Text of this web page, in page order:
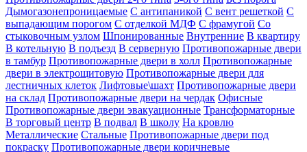
Дымогазонепроницаемые С антипаникой С вент решеткой С
выпадающим порогом С отделкой МДФ С фрамугой Со
стыковочным узлом Шпонированные Внутренние В квартиру
В котельную В подъезд В серверную Противопожарные двери
в тамбур Противопожарные двери в холл Противопожарные
двери в электрощитовую Противопожарные двери для
лестничных клеток Лифтовые\шахт Противопожарные двери
на склад Противопожарные двери на чердак Офисные
Противопожарные двери эвакуационные Трансформаторные
В торговый центр В подвал В школу На кровлю
Металлические Стальные Противопожарные двери под
покраску Противопожарные двери коричневые